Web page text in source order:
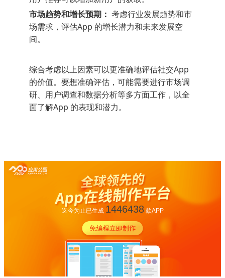
市场趋势和增长预期： 考虑行业发展趋势和市
场需求，评估App 的增长潜力和未来发展空
间。
综合考虑以上因素可以更准确地评估社交App
的价值。要想准确评估，可能需要进行市场调
研、用户调查和数据分析等多方面工作，以全
面了解App 的表现和潜力。
迄今为止已生成 1446438款APP